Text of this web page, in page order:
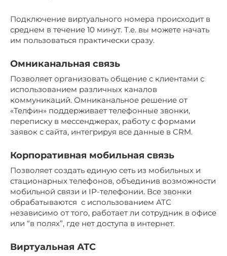
Подключение виртуального номера происходит в
среднем в течение 10 минут. Т.е. вы можете начать
им пользоваться практически сразу.
Омниканальная связь
Позволяет организовать общение с клиентами с
использованием различных каналов
коммуникаций. Омниканальное решение от
«Телфин» поддерживает телефонные звонки,
переписку в мессенджерах, работу с формами
заявок с сайта, интегрируя все данные в CRM.
Корпоративная мобильная связь
Позволяет создать единую сеть из мобильных и
стационарных телефонов, объединив возможности
мобильной связи и IP-телефонии. Все звонки
обрабатываются с использованием АТС
независимо от того, работает ли сотрудник в офисе
или “в полях”, где нет доступа в интернет.
Виртуальная АТС